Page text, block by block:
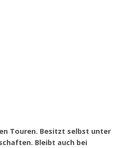
Touren. Besitzt selbst unter
Bleibt auch bei